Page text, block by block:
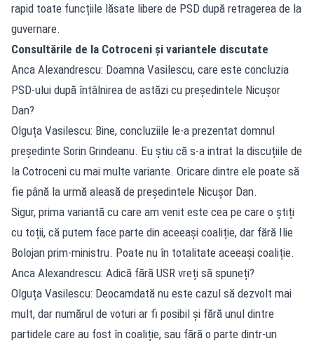
rapid toate funcțiile lăsate libere de PSD după retragerea de la
guvernare.
Consultările de la Cotroceni și variantele discutate
Anca Alexandrescu: Doamna Vasilescu, care este concluzia
PSD-ului după întâlnirea de astăzi cu președintele Nicușor
Dan?
Olguța Vasilescu: Bine, concluziile le-a prezentat domnul
președinte Sorin Grindeanu. Eu știu că s-a intrat la discuțiile de
la Cotroceni cu mai multe variante. Oricare dintre ele poate să
fie până la urmă aleasă de președintele Nicușor Dan.
Sigur, prima variantă cu care am venit este cea pe care o știți
cu toții, că putem face parte din aceeași coaliție, dar fără Ilie
Bolojan prim-ministru. Poate nu în totalitate aceeași coaliție.
Anca Alexandrescu: Adică fără USR vreți să spuneți?
Olguța Vasilescu: Deocamdată nu este cazul să dezvolt mai
mult, dar numărul de voturi ar fi posibil și fără unul dintre
partidele care au fost în coaliție, sau fără o parte dintr-un